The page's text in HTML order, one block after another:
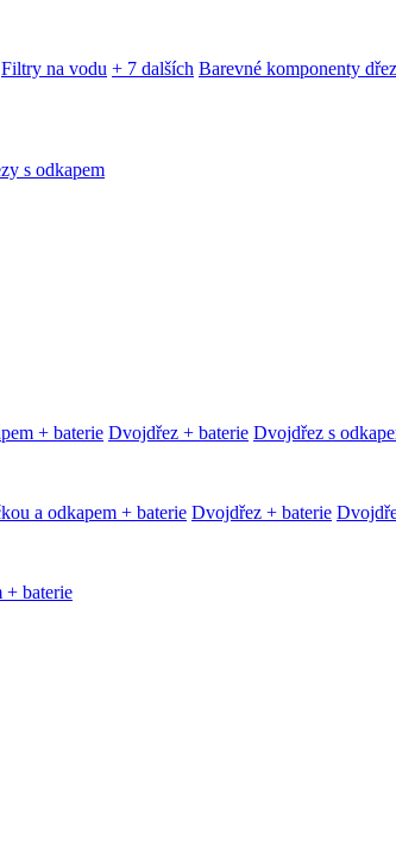
Filtry na vodu + 7 dalších Barevné komponenty
s odkapem
+ baterie Dvojdřez + baterie Dvojdřez s
a odkapem + baterie Dvojdřez + baterie
+ baterie